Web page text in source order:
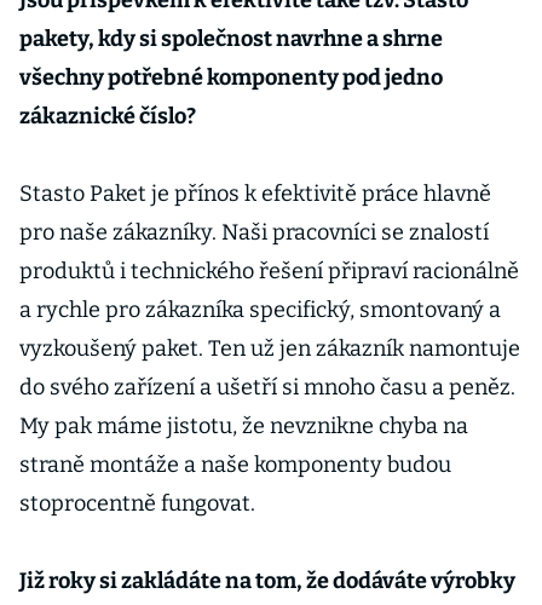
pakety, kdy si společnost navrhne a shrne
všechny potřebné komponenty pod jedno
zákaznické číslo?
Stasto Paket je přínos k efektivitě práce hlavně
pro naše zákazníky. Naši pracovníci se znalostí
produktů i technického řešení připraví racionálně
a rychle pro zákazníka specifický, smontovaný a
vyzkoušený paket. Ten už jen zákazník namontuje
do svého zařízení a ušetří si mnoho času a peněz.
My pak máme jistotu, že nevznikne chyba na
straně montáže a naše komponenty budou
stoprocentně fungovat.
Již roky si zakládáte na tom, že dodáváte výrobky